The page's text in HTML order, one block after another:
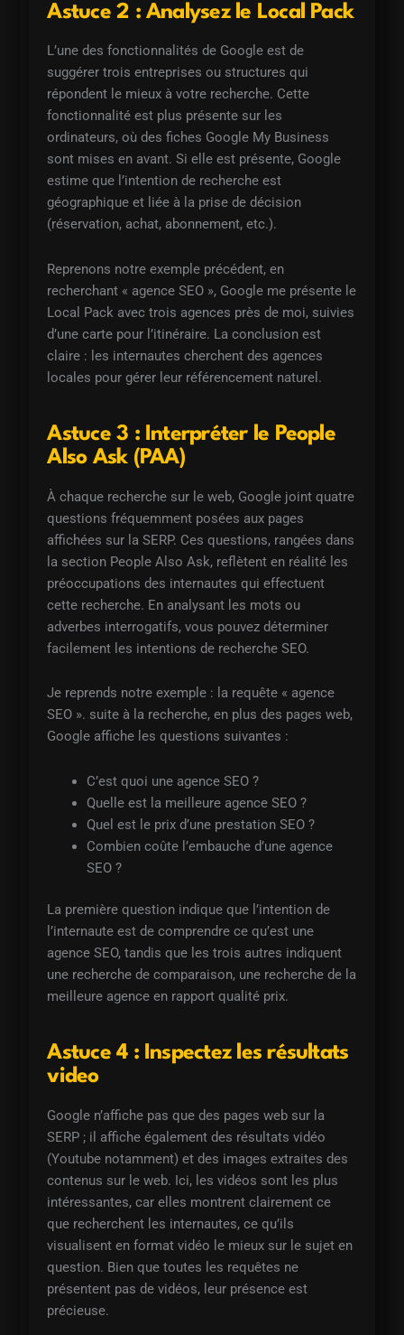
Astuce 2 : Analysez le Local Pack
L’une des fonctionnalités de Google est de
suggérer trois entreprises ou structures qui
répondent le mieux à votre recherche. Cette
fonctionnalité est plus présente sur les
ordinateurs, où des fiches Google My Business
sont mises en avant. Si elle est présente, Google
estime que l’intention de recherche est
géographique et liée à la prise de décision
(réservation, achat, abonnement, etc.).
Reprenons notre exemple précédent, en
recherchant « agence SEO », Google me présente le
Local Pack avec trois agences près de moi, suivies
d’une carte pour l’itinéraire. La conclusion est
claire : les internautes cherchent des agences
locales pour gérer leur référencement naturel.
Astuce 3 : Interpréter le People
Also Ask (PAA)
À chaque recherche sur le web, Google joint quatre
questions fréquemment posées aux pages
affichées sur la SERP. Ces questions, rangées dans
la section People Also Ask, reflètent en réalité les
préoccupations des internautes qui effectuent
cette recherche. En analysant les mots ou
adverbes interrogatifs, vous pouvez déterminer
facilement les intentions de recherche SEO.
Je reprends notre exemple : la requête « agence
SEO ». suite à la recherche, en plus des pages web,
Google affiche les questions suivantes :
C’est quoi une agence SEO ?
Quelle est la meilleure agence SEO ?
Quel est le prix d’une prestation SEO ?
Combien coûte l’embauche d’une agence
SEO ?
La première question indique que l’intention de
l’internaute est de comprendre ce qu’est une
agence SEO, tandis que les trois autres indiquent
une recherche de comparaison, une recherche de la
meilleure agence en rapport qualité prix.
Astuce 4 : Inspectez les résultats
video
Google n’affiche pas que des pages web sur la
SERP ; il affiche également des résultats vidéo
(Youtube notamment) et des images extraites des
contenus sur le web. Ici, les vidéos sont les plus
intéressantes, car elles montrent clairement ce
que recherchent les internautes, ce qu’ils
visualisent en format vidéo le mieux sur le sujet en
question. Bien que toutes les requêtes ne
présentent pas de vidéos, leur présence est
précieuse.